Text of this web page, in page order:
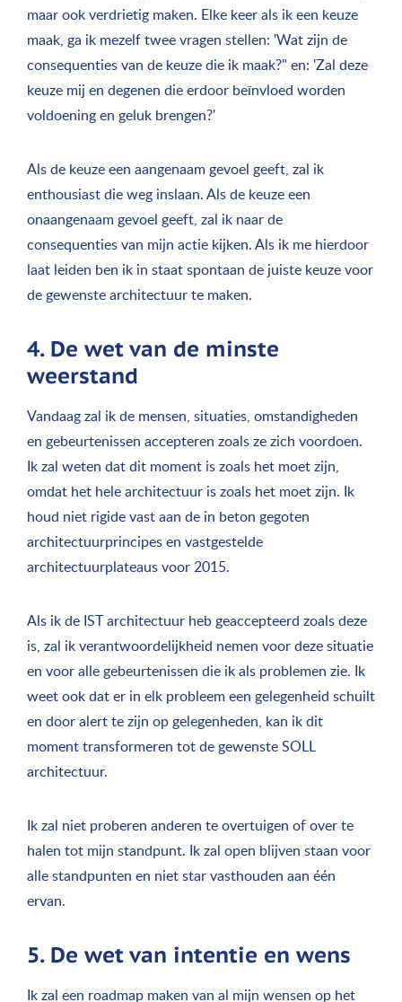
maar ook verdrietig maken. Elke keer als ik een keuze
maak, ga ik mezelf twee vragen stellen: 'Wat zijn de
consequenties van de keuze die ik maak?" en: 'Zal deze
keuze mij en degenen die erdoor beïnvloed worden
voldoening en geluk brengen?'
Als de keuze een aangenaam gevoel geeft, zal ik
enthousiast die weg inslaan. Als de keuze een
onaangenaam gevoel geeft, zal ik naar de
consequenties van mijn actie kijken. Als ik me hierdoor
laat leiden ben ik in staat spontaan de juiste keuze voor
de gewenste architectuur te maken.
4. De wet van de minste
weerstand
Vandaag zal ik de mensen, situaties, omstandigheden
en gebeurtenissen accepteren zoals ze zich voordoen.
Ik zal weten dat dit moment is zoals het moet zijn,
omdat het hele architectuur is zoals het moet zijn. Ik
houd niet rigide vast aan de in beton gegoten
architectuurprincipes en vastgestelde
architectuurplateaus voor 2015.
Als ik de IST architectuur heb geaccepteerd zoals deze
is, zal ik verantwoordelijkheid nemen voor deze situatie
en voor alle gebeurtenissen die ik als problemen zie. Ik
weet ook dat er in elk probleem een gelegenheid schuilt
en door alert te zijn op gelegenheden, kan ik dit
moment transformeren tot de gewenste SOLL
architectuur.
Ik zal niet proberen anderen te overtuigen of over te
halen tot mijn standpunt. Ik zal open blijven staan voor
alle standpunten en niet star vasthouden aan één
ervan.
5. De wet van intentie en wens
Ik zal een roadmap maken van al mijn wensen op het